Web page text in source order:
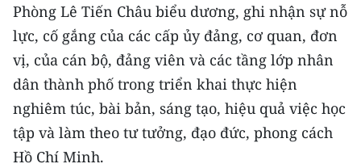
Phòng Lê Tiến Châu biểu dương, ghi nhận sự nỗ
lực, cố gắng của các cấp ủy đảng, cơ quan, đơn
vị, của cán bộ, đảng viên và các tầng lớp nhân
dân thành phố trong triển khai thực hiện
nghiêm túc, bài bản, sáng tạo, hiệu quả việc học
tập và làm theo tư tưởng, đạo đức, phong cách
Hồ Chí Minh.